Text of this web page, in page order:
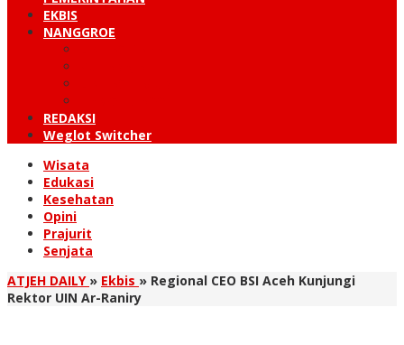
EKBIS
NANGGROE
REDAKSI
Weglot Switcher
Wisata
Edukasi
Kesehatan
Opini
Prajurit
Senjata
ATJEH DAILY » Ekbis » Regional CEO BSI Aceh Kunjungi
Rektor UIN Ar-Raniry